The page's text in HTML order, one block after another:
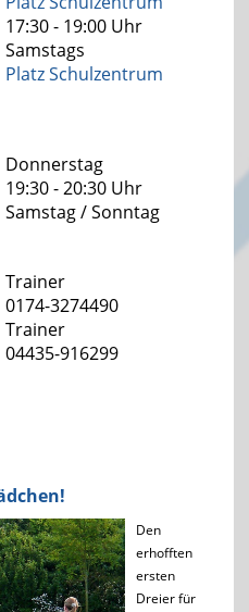
17:30 - 19:00 Uhr
Samstags
Platz Schulzentrum
Donnerstag
19:30 - 20:30 Uhr
Samstag / Sonntag
Trainer
0174-3274490
Trainer
04435-916299
Den
erhofften
ersten
Dreier für